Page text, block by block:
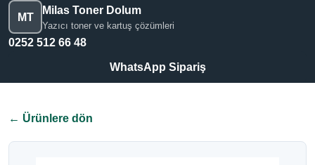
MT
Milas Toner Dolum
Yazıcı toner ve kartuş çözümleri
0252 512 66 48
WhatsApp Sipariş
← Ürünlere dön